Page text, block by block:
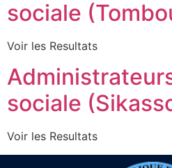
sociale
Voir les Resultats
sociale
Voir les Resultats